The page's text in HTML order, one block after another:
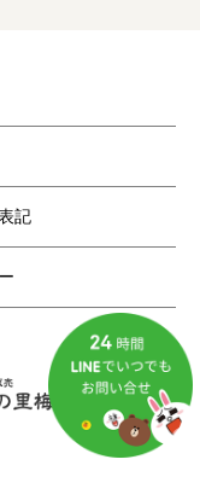
ただけます。
げいただいたお客
。
げます。
記